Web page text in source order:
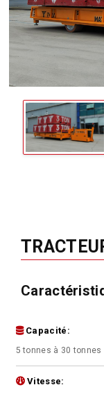
Capacité:
5 tonnes à 30 tonnes
Vitesse: